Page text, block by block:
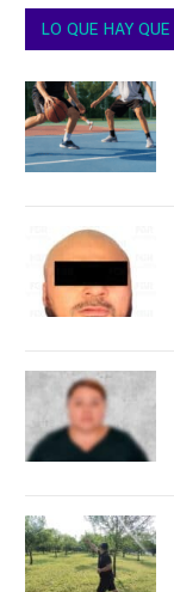
LO QUE HAY QUE